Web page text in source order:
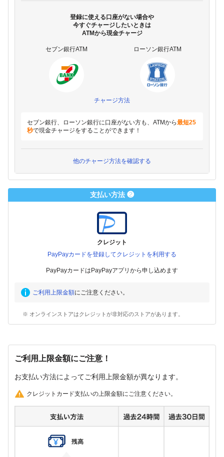
登録に使える口座がない場合や
今すぐチャージしたいときは
ATMから現金チャージ
セブン銀行ATM ローソン銀行ATM
チャージ方法
セブン銀行、ローソン銀行に口座がない方も、ATMから最短25
秒で現金チャージをすることができます！
他のチャージ方法を確認する
支払い方法 ❷
クレジット
PayPayカードを登録してクレジットを利用する
PayPayカードはPayPayアプリから申し込めます
ご利用上限金額にご注意ください。
※ オンラインストアはクレジットが非対応のストアがあります。
ご利用上限金額にご注意！
お支払い方法によってご利用上限金額が異なります。
クレジットカード支払いの上限金額にご注意ください。